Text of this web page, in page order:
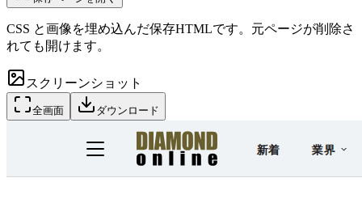
CSS と画像を埋め込んだ保存HTMLです。元ページが削除さ
れても開けます。
スクリーンショット
全画面 ダウンロード